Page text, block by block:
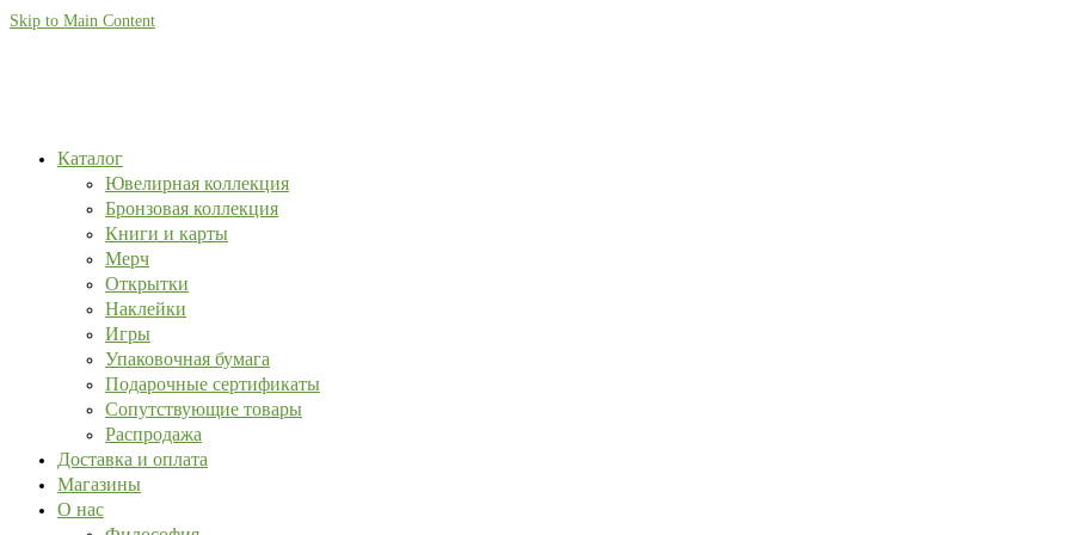
Skip to Main Content
Каталог
Ювелирная коллекция
Бронзовая коллекция
Книги и карты
Мерч
Открытки
Наклейки
Игры
Упаковочная бумага
Подарочные сертификаты
Сопутствующие товары
Распродажа
Доставка и оплата
Магазины
О нас